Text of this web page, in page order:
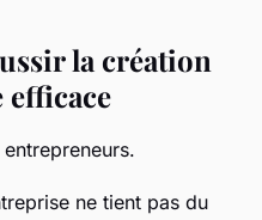
la création
efficace
ne tient pas du